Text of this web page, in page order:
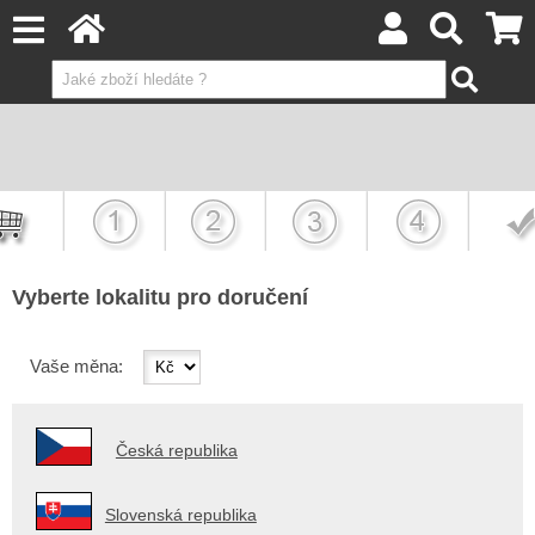
Vyberte lokalitu pro doručení
Vaše měna:
Česká republika
Slovenská republika